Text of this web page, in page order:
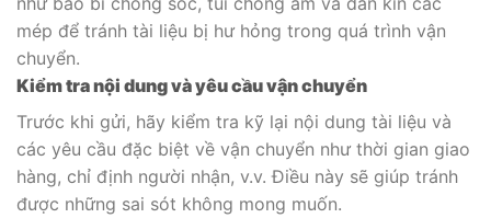
mép để tránh tài liệu bị hư hỏng trong quá trình vận
chuyển.
Kiểm tra nội dung và yêu cầu vận chuyển
Trước khi gửi, hãy kiểm tra kỹ lại nội dung tài liệu và
các yêu cầu đặc biệt về vận chuyển như thời gian giao
hàng, chỉ định người nhận, v.v. Điều này sẽ giúp tránh
được những sai sót không mong muốn.